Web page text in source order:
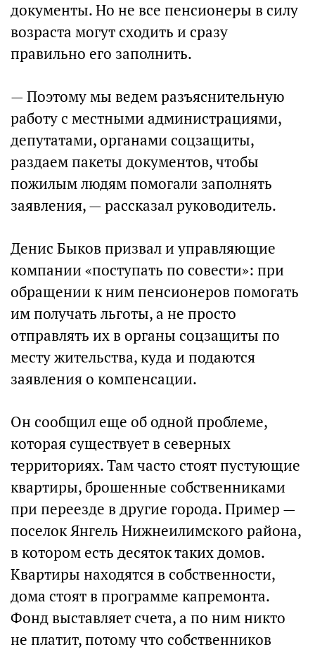
документы. Но не все пенсионеры в силу
возраста могут сходить и сразу
правильно его заполнить.
— Поэтому мы ведем разъяснительную
работу с местными администрациями,
депутатами, органами соцзащиты,
раздаем пакеты документов, чтобы
пожилым людям помогали заполнять
заявления, — рассказал руководитель.
Денис Быков призвал и управляющие
компании «поступать по совести»: при
обращении к ним пенсионеров помогать
им получать льготы, а не просто
отправлять их в органы соцзащиты по
месту жительства, куда и подаются
заявления о компенсации.
Он сообщил еще об одной проблеме,
которая существует в северных
территориях. Там часто стоят пустующие
квартиры, брошенные собственниками
при переезде в другие города. Пример —
поселок Янгель Нижнеилимского района,
в котором есть десяток таких домов.
Квартиры находятся в собственности,
дома стоят в программе капремонта.
Фонд выставляет счета, а по ним никто
не платит, потому что собственников